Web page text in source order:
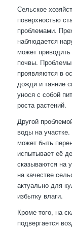
Сельское
поверхностью
проблемами.
наблюдается
может
почвы.
проявляются в
дожди и таяние
унося с собой
роста растений.
Другой
воды на
может быть
испытывает её
сказываются на
на качестве
актуально для
избытку влаги.
Кроме того, на
подвергается